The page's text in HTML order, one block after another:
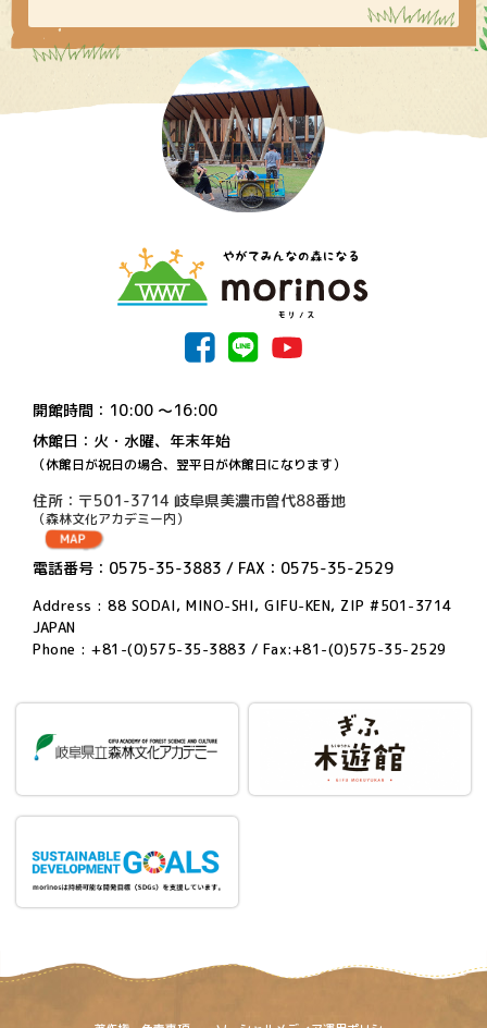
開館時間：10:00 〜16:00
休館日：火・水曜、年末年始
（休館日が祝日の場合、翌平日が休館日になります）
住所：〒501-3714 岐阜県美濃市曽代88番地
（森林文化アカデミー内）
電話番号：0575-35-3883 / FAX：0575-35-2529
Address : 88 SODAI, MINO-SHI, GIFU-KEN, ZIP #501-3714
JAPAN
Phone : +81-(0)575-35-3883 / Fax:+81-(0)575-35-2529